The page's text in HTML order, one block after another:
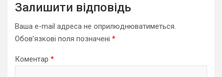
Залишити відповідь
Ваша e-mail адреса не оприлюднюватиметься.
Обов’язкові поля позначені *
Коментар *